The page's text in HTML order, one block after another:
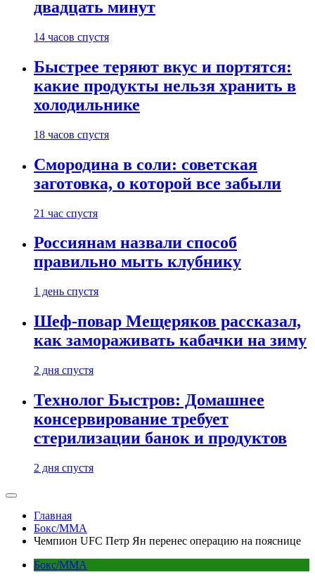
двадцать минут
14 часов спустя
Быстрее теряют вкус и портятся:
какие продукты нельзя хранить в
холодильнике
18 часов спустя
Смородина в соли: советская
заготовка, о которой все забыли
21 час спустя
Россиянам назвали способ
правильно мыть клубнику
1 день спустя
Шеф-повар Мещеряков рассказал,
как замораживать кабачки на зиму
2 дня спустя
Технолог Быстров: Домашнее
консервирование требует
стерилизации банок и продуктов
2 дня спустя
Главная
Бокс/MMA
Чемпион UFC Петр Ян перенес операцию на пояснице
Бокс/MMA